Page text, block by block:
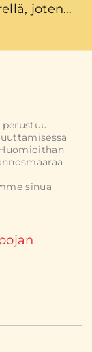
joten
ja
sinua